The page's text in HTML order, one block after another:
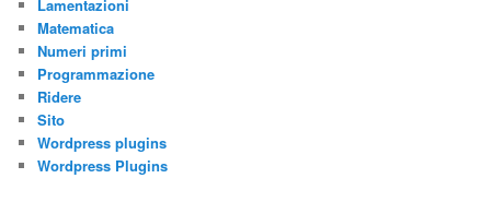
Lamentazioni
Matematica
Numeri primi
Programmazione
Ridere
Sito
Wordpress plugins
Wordpress Plugins